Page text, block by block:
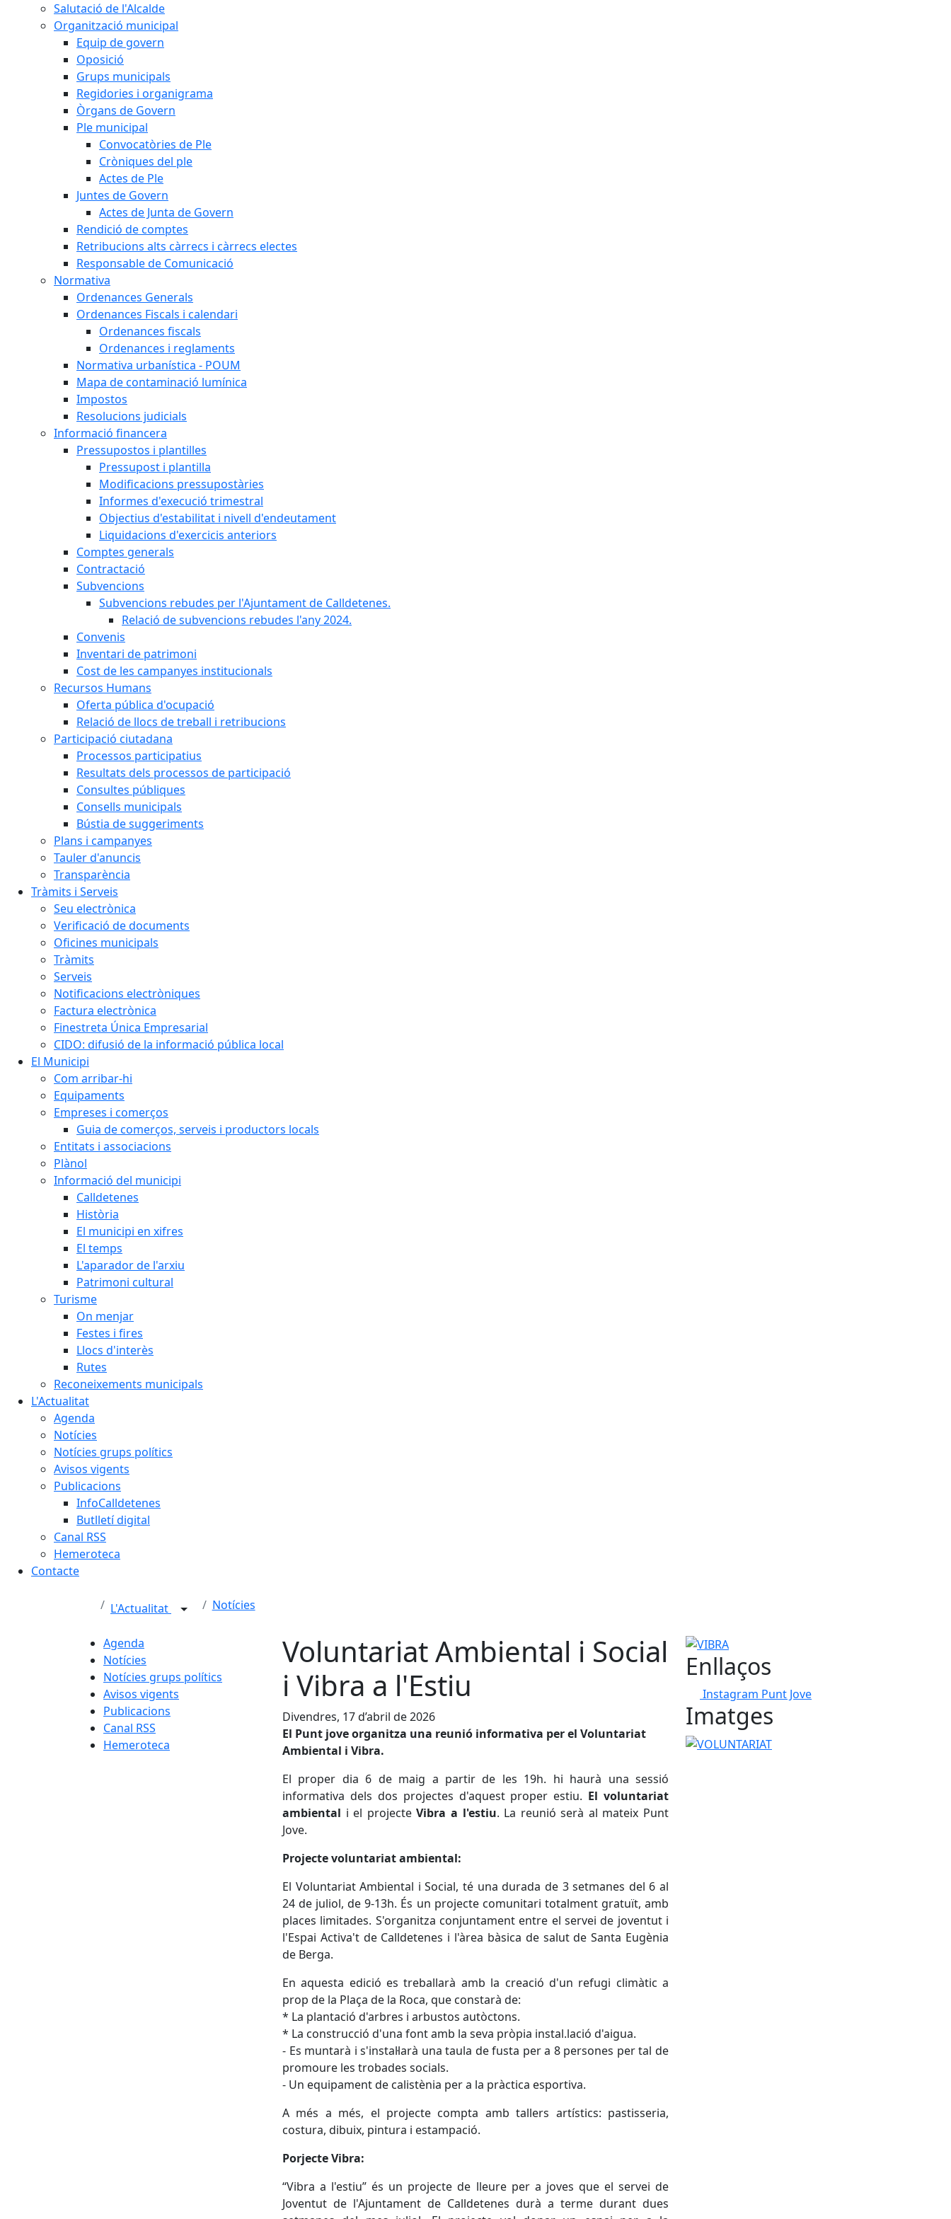
Salutació de l'Alcalde
Organització municipal
Equip de govern
Oposició
Grups municipals
Regidories i organigrama
Òrgans de Govern
Ple municipal
Convocatòries de Ple
Cròniques del ple
Actes de Ple
Juntes de Govern
Actes de Junta de Govern
Rendició de comptes
Retribucions alts càrrecs i càrrecs electes
Responsable de Comunicació
Normativa
Ordenances Generals
Ordenances Fiscals i calendari
Ordenances fiscals
Ordenances i reglaments
Normativa urbanística - POUM
Mapa de contaminació lumínica
Impostos
Resolucions judicials
Informació financera
Pressupostos i plantilles
Pressupost i plantilla
Modificacions pressupostàries
Informes d'execució trimestral
Objectius d'estabilitat i nivell d'endeutament
Liquidacions d'exercicis anteriors
Comptes generals
Contractació
Subvencions
Subvencions rebudes per l'Ajuntament de Calldetenes.
Relació de subvencions rebudes l'any 2024.
Convenis
Inventari de patrimoni
Cost de les campanyes institucionals
Recursos Humans
Oferta pública d'ocupació
Relació de llocs de treball i retribucions
Participació ciutadana
Processos participatius
Resultats dels processos de participació
Consultes públiques
Consells municipals
Bústia de suggeriments
Plans i campanyes
Tauler d'anuncis
Transparència
Tràmits i Serveis
Seu electrònica
Verificació de documents
Oficines municipals
Tràmits
Serveis
Notificacions electròniques
Factura electrònica
Finestreta Única Empresarial
CIDO: difusió de la informació pública local
El Municipi
Com arribar-hi
Equipaments
Empreses i comerços
Guia de comerços, serveis i productors locals
Entitats i associacions
Plànol
Informació del municipi
Calldetenes
Història
El municipi en xifres
El temps
L'aparador de l'arxiu
Patrimoni cultural
Turisme
On menjar
Festes i fires
Llocs d'interès
Rutes
Reconeixements municipals
L'Actualitat
Agenda
Notícies
Notícies grups polítics
Avisos vigents
Publicacions
InfoCalldetenes
Butlletí digital
Canal RSS
Hemeroteca
Contacte
L'Actualitat Notícies
Agenda
Notícies
Notícies grups polítics
Avisos vigents
Publicacions
Canal RSS
Hemeroteca
Voluntariat Ambiental i Social
i Vibra a l'Estiu
Divendres, 17 d’abril de 2026
El Punt jove organitza una reunió informativa per el Voluntariat
Ambiental i Vibra.
El proper dia 6 de maig a partir de les 19h. hi haurà una sessió
informativa dels dos projectes d'aquest proper estiu. El voluntariat
ambiental i el projecteVibra a l'estiu. La reunió serà al mateix Punt
Jove.
Projecte voluntariat ambiental:
El Voluntariat Ambiental i Social, té una durada de 3 setmanes del 6 al
24 de juliol, de 9-13h. És un projecte comunitari totalment gratuït, amb
places limitades. S'organitza conjuntament entre el servei de joventut i
l'Espai Activa't de Calldetenes i l'àrea bàsica de salut de Santa Eugènia
de Berga.
En aquesta edició es treballarà amb la creació d'un refugi climàtic a
prop de la Plaça de la Roca, que constarà de:
* La plantació d'arbres i arbustos autòctons.
* La construcció d'una font amb la seva pròpia instal.lació d'aigua.
- Es muntarà i s'instal·larà una taula de fusta per a 8 persones per tal de
promoure les trobades socials.
- Un equipament de calistènia per a la pràctica esportiva.
A més a més, el projecte compta amb tallers artístics: pastisseria,
costura, dibuix, pintura i estampació.
Porjecte Vibra:
“Vibra a l'estiu” és un projecte de lleure per a joves que el servei de
Joventut de l'Ajuntament de Calldetenes durà a terme durant dues
VIBRA
Enllaços
Instagram Punt Jove
Imatges
VOLUNTARIAT